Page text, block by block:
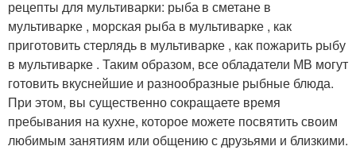
рецепты для мультиварки: рыба в сметане в
мультиварке , морская рыба в мультиварке , как
приготовить стерлядь в мультиварке , как пожарить рыбу
в мультиварке . Таким образом, все обладатели МВ могут
готовить вкуснейшие и разнообразные рыбные блюда.
При этом, вы существенно сокращаете время
пребывания на кухне, которое можете посвятить своим
любимым занятиям или общению с друзьями и близкими.